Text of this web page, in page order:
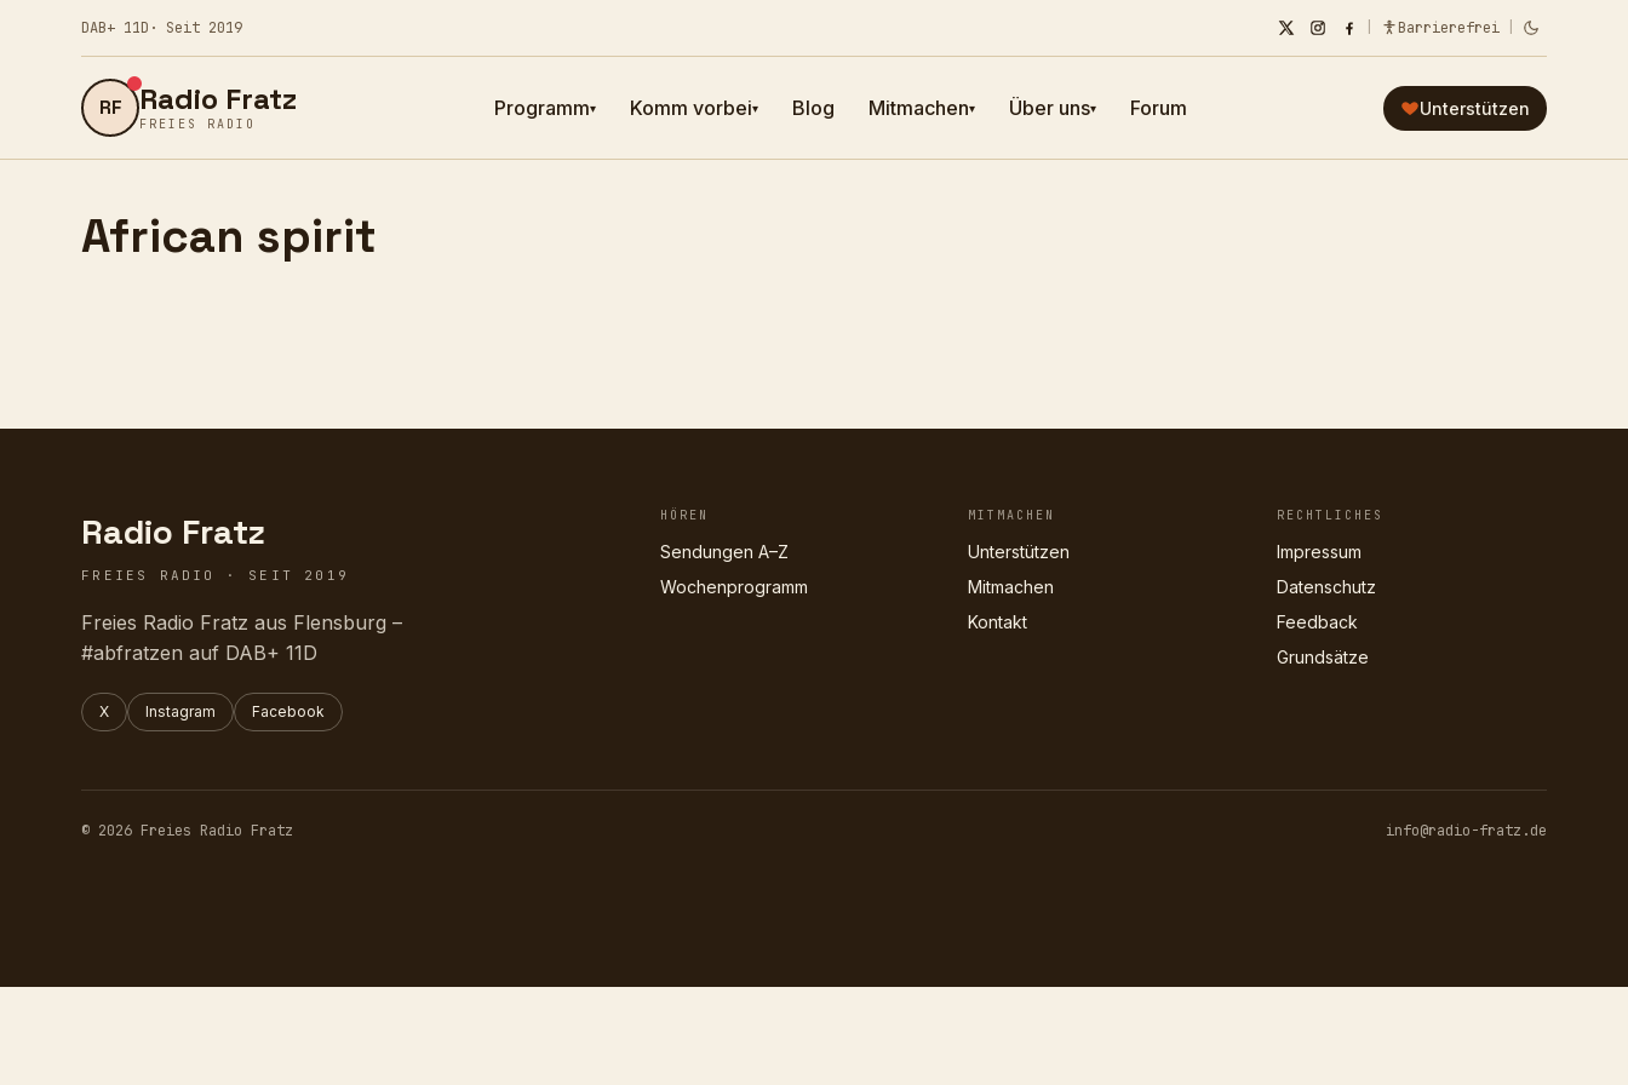
DAB+ 11D · Seit 2019 Barrierefrei
RF Radio Fratz
FREIES RADIO
Programm▾ Komm vorbei▾ Blog Mitmachen▾ Über uns▾ Forum Unterstützen
African spirit
Radio Fratz
FREIES RADIO · SEIT 2019
Freies Radio Fratz aus Flensburg –
#abfratzen auf DAB+ 11D
X Instagram Facebook
HÖREN
Sendungen A–Z
Wochenprogramm
MITMACHEN
Unterstützen
Mitmachen
Kontakt
RECHTLICHES
Impressum
Datenschutz
Feedback
Grundsätze
© 2026 Freies Radio Fratz info@radio-fratz.de